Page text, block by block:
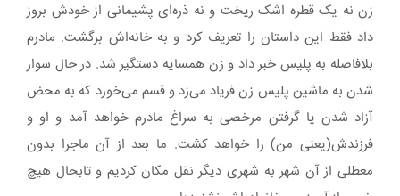
زن نه یک قطره اشک ریخت و نه ذره‌ای پشیمانی از خودش بروز
داد فقط این داستان را تعریف کرد و به خانه‌اش برگشت. مادرم
بلافاصله به پلیس خبر داد و زن همسایه دستگیر شد. در حال سوار
شدن به ماشین پلیس زن فریاد می‌زد و قسم می‌خورد که به محض
آزاد شدن یا گرفتن مرخصی به سراغ مادرم خواهد آمد و او و
فرزندش(یعنی من) را خواهد کشت. ما بعد از آن ماجرا بدون
معطلی از آن شهر به شهری دیگر نقل مکان کردیم و تابحال هیچ